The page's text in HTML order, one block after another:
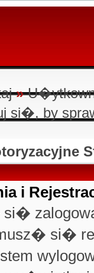
»
si�, by
i
si�
si�